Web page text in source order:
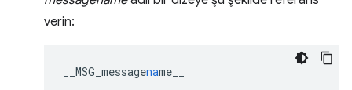
verin:
__MSG_messagename__